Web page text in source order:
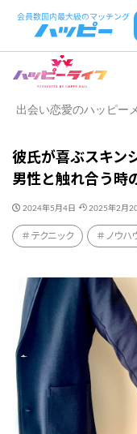
出会い恋愛のハッピー
彼氏が喜ぶスキン
男性と触れ合う時
2024年5月4日 2025年2月
テクニック ノウハ